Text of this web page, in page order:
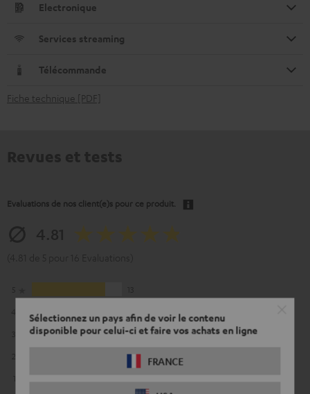
Sélectionnez un pays afin de voir le contenu
disponible pour celui-ci et faire vos achats en ligne
FRANCE
Electronique
Services streaming
Télécommande
Fiche technique [PDF]
Evaluations de nos client(e)s pour ce produit.
0
0